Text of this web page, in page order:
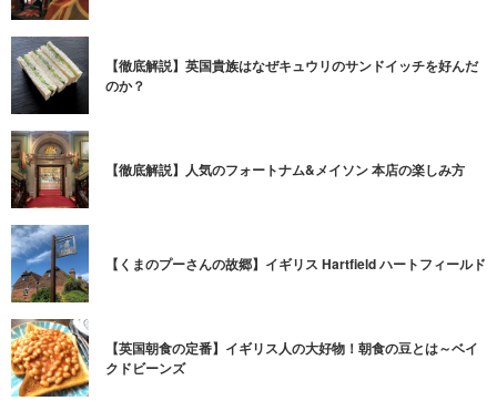
【徹底解説】英国貴族はなぜキュウリのサンドイッチを好んだ
のか？
【徹底解説】人気のフォートナム&メイソン 本店の楽しみ方
【くまのプーさんの故郷】イギリス Hartfield ハートフィールド
【英国朝食の定番】イギリス人の大好物！朝食の豆とは～ベイ
クドビーンズ